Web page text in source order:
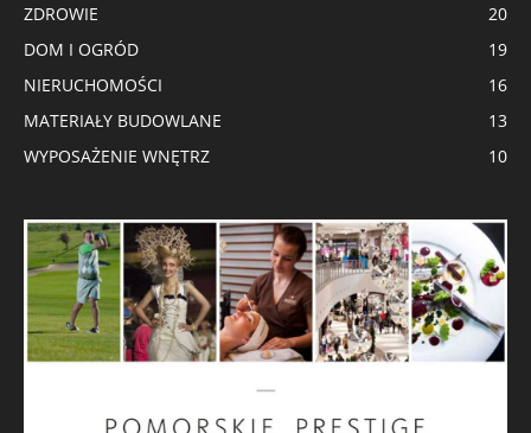
ZDROWIE
20
DOM I OGRÓD
19
NIERUCHOMOŚCI
16
MATERIAŁY BUDOWLANE
13
WYPOSAŻENIE WNĘTRZ
10